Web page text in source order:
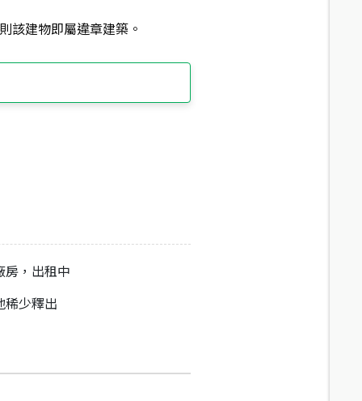
該建物即屬違章建築。
房，出租中
稀少釋出